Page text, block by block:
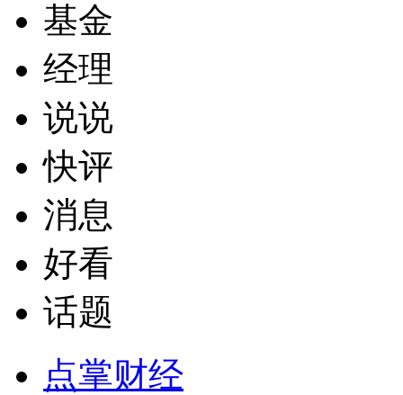
基金
经理
说说
快评
消息
好看
话题
点掌财经